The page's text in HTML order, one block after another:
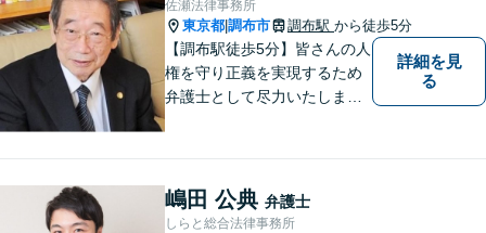
佐瀬法律事務所
東京都 調布市 調布駅 から徒歩5分
【調布駅徒歩5分】皆さんの人
権を守り正義を実現するため
弁護士として尽力いたしま
詳細を見
る
嶋田 公典 弁護士
しらと総合法律事務所